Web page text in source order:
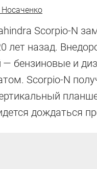
Носаченко
Scorpio-N
лет назад.
— бензиновые и
Scorpio-N
дождаться